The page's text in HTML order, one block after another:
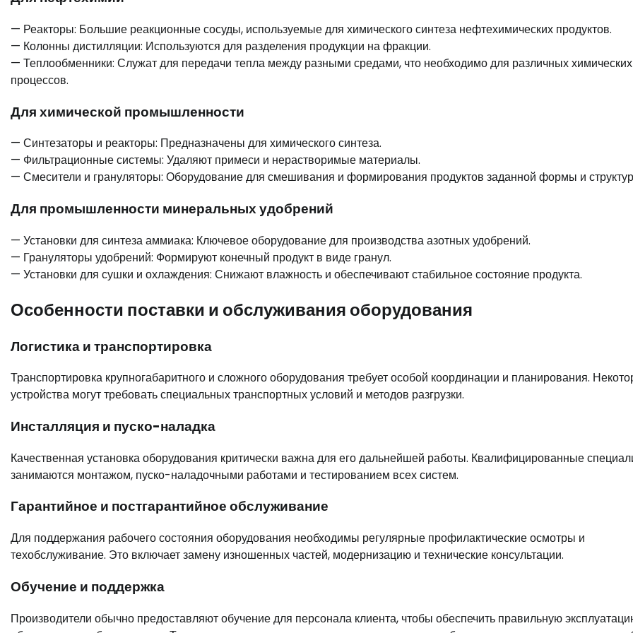
— Реакторы: Большие реакционные сосуды, используемые для химического синтеза нефтехимических продуктов.
— Колонны дистилляции: Используются для разделения продукции на фракции.
— Теплообменники: Служат для передачи тепла между разными средами, что необходимо для различных химических
процессов.
Для химической промышленности
— Синтезаторы и реакторы: Предназначены для химического синтеза.
— Фильтрационные системы: Удаляют примеси и нерастворимые материалы.
— Смесители и грануляторы: Оборудование для смешивания и формирования продуктов заданной формы и
Для промышленности минеральных удобрений
— Установки для синтеза аммиака: Ключевое оборудование для производства азотных удобрений.
— Грануляторы удобрений: Формируют конечный продукт в виде гранул.
— Установки для сушки и охлаждения: Снижают влажность и обеспечивают стабильное состояние продукта.
Особенности поставки и обслуживания оборудования
Логистика и транспортировка
Транспортировка крупногабаритного и сложного оборудования требует особой координации и планирования.
устройства могут требовать специальных транспортных условий и методов разгрузки.
Инсталляция и пуско-наладка
Качественная установка оборудования критически важна для его дальнейшей работы. Квалифицированные
занимаются монтажом, пуско-наладочными работами и тестированием всех систем.
Гарантийное и постгарантийное обслуживание
Для поддержания рабочего состояния оборудования необходимы регулярные профилактические осмотры и
техобслуживание. Это включает замену изношенных частей, модернизацию и технические консультации.
Обучение и поддержка
Производители обычно предоставляют обучение для персонала клиента, чтобы обеспечить правильную